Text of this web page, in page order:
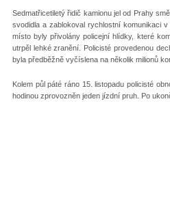
Sedmatřicetiletý řidič kamionu jel od Prahy
svodidla a zablokoval rychlostní komunikaci
místo byly přivolány policejní hlídky, které
utrpěl lehké zranění. Policisté provedenou
byla předběžně vyčíslena na několik milionů
Kolem půl páté ráno 15. listopadu policisté
hodinou zprovozněn jeden jízdní pruh. Po